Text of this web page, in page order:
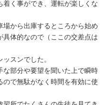
く事ができ、運転が楽しくな
場から出庫するところから始め
具体的なので（ここの交差点は
スンでした。
な部分や要望を聞いた上で瞬時
ので無駄がなく時間を有効に使